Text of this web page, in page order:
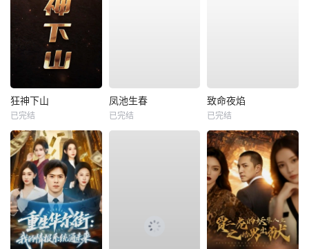
狂神下山
已完结
凤池生春
已完结
致命夜焰
已完结